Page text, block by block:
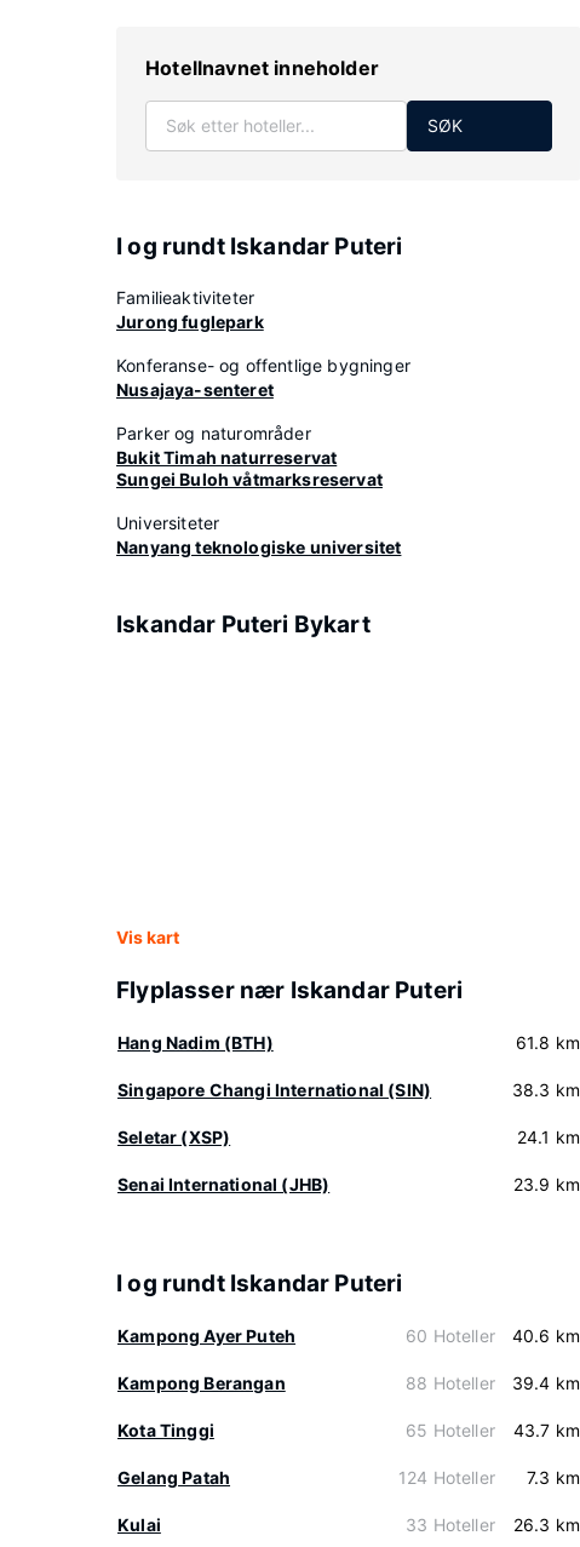
Hotellnavnet inneholder
SØK
I og rundt Iskandar Puteri
Familieaktiviteter
Jurong fuglepark
Konferanse- og offentlige bygninger
Nusajaya-senteret
Parker og naturområder
Bukit Timah naturreservat
Sungei Buloh våtmarksreservat
Universiteter
Nanyang teknologiske universitet
Iskandar Puteri Bykart
Vis kart
Flyplasser nær Iskandar Puteri
Hang Nadim (BTH) 61.8 km
Singapore Changi International (SIN) 38.3 km
Seletar (XSP) 24.1 km
Senai International (JHB) 23.9 km
I og rundt Iskandar Puteri
Kampong Ayer Puteh 60 Hoteller 40.6 km
Kampong Berangan 88 Hoteller 39.4 km
Kota Tinggi 65 Hoteller 43.7 km
Gelang Patah 124 Hoteller 7.3 km
Kulai 33 Hoteller 26.3 km